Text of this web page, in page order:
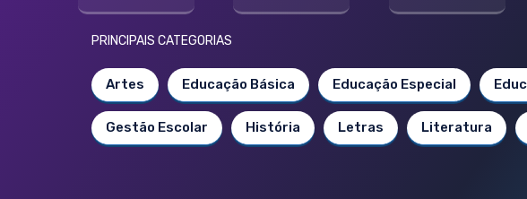
PRINCIPAIS CATEGORIAS
Artes Educação Básica Educação Especial
Gestão Escolar História Letras Literatura